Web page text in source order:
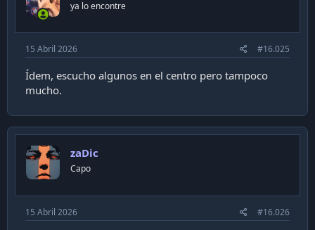
ya lo encontre
15 Abril 2026 #16.025
Ídem, escucho algunos en el centro pero tampoco
mucho.
zaDic
Capo
15 Abril 2026 #16.026